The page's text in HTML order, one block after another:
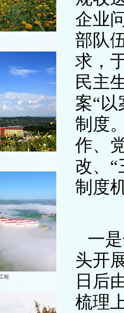
企业
部队
求，
民主
案“
制度
作、
改、
制度
一
头开
日后
梳理